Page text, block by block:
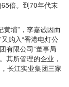
倍。到70年代末
埔”，李嘉诚因而
购入“香港电灯公
有限公司”董事局
其所管理的企业，
长江实业集团三家